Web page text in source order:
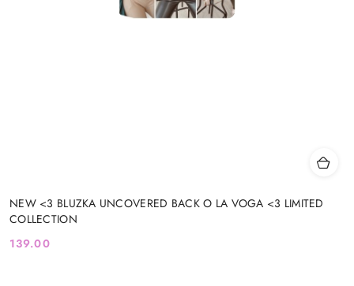
NEW <3 BLUZKA UNCOVERED BACK O LA VOGA <3 LIMITED
COLLECTION
Cena:
139.00